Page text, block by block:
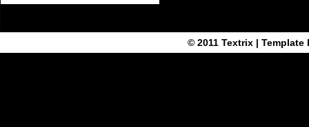
© 2011 Textrix| Template